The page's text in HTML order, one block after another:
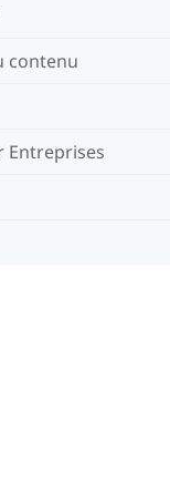
contenu
Entreprises